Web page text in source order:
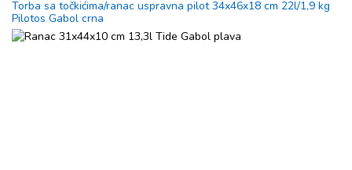
Torba sa točkićima/ranac uspravna pilot 34x46x18 cm 22l/1,9 kg
Pilotos Gabol crna